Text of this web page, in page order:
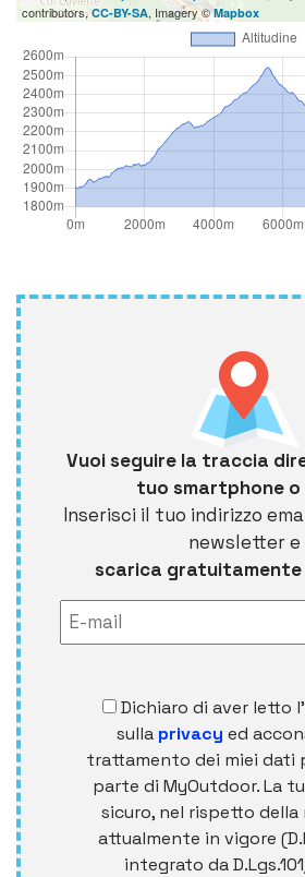
contributors, CC-BY-SA, Imagery ©Mapbox
Vuoi seguire la traccia
tuo smartphone o
Inserisci il tuo indirizzo
newsletter e
scarica gratuitamente
Dichiaro di aver letto
sulla privacy ed
trattamento dei miei dati
parte di MyOutdoor. La
sicuro, nel rispetto della
attualmente in vigore
integrato da